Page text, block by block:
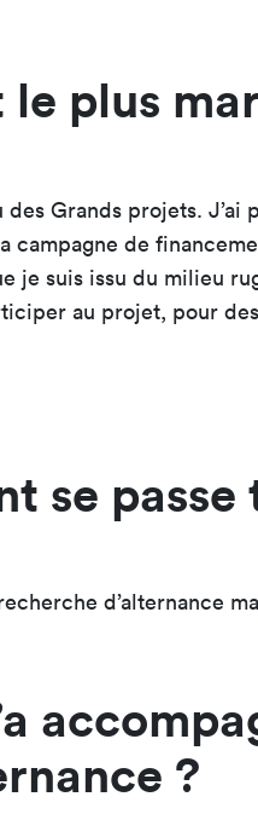
plus
Grands projets.
campagne de
je suis issu du milieu
au projet, pour
se
d’alternance
?